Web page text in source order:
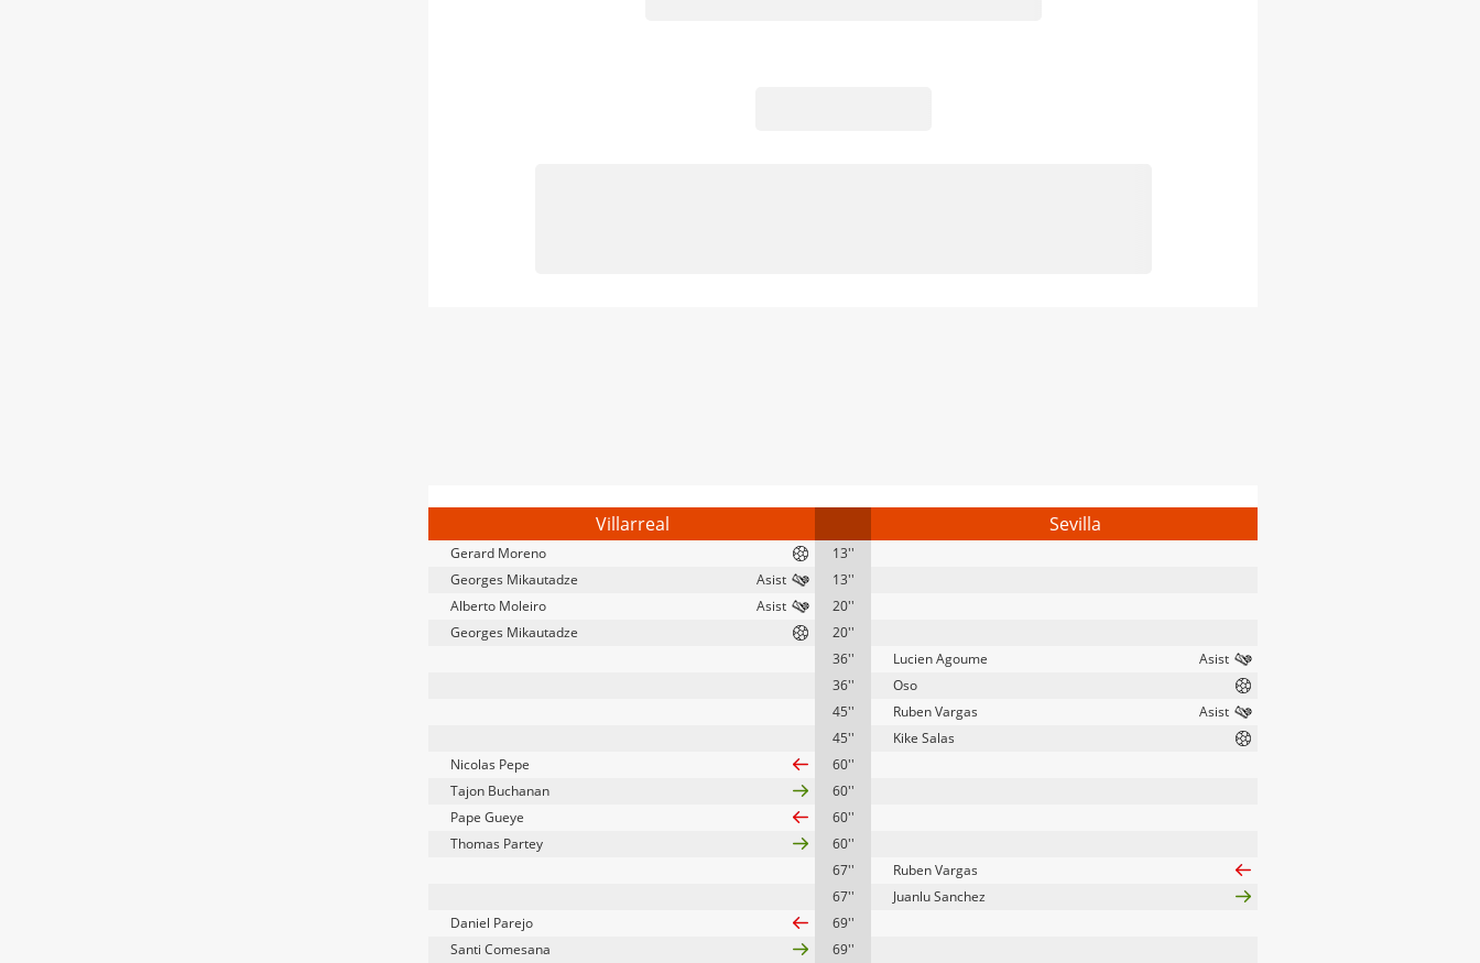
Villarreal Sevilla
Gerard Moreno
13''
Georges Mikautadze
13''
Alberto Moleiro
20''
Georges Mikautadze
20''
36''
Lucien Agoume
36''
Oso
45''
Ruben Vargas
45''
Kike Salas
Nicolas Pepe
60''
Tajon Buchanan
60''
Pape Gueye
60''
Thomas Partey
60''
67''
Ruben Vargas
67''
Juanlu Sanchez
Daniel Parejo
69''
Santi Comesana
69''